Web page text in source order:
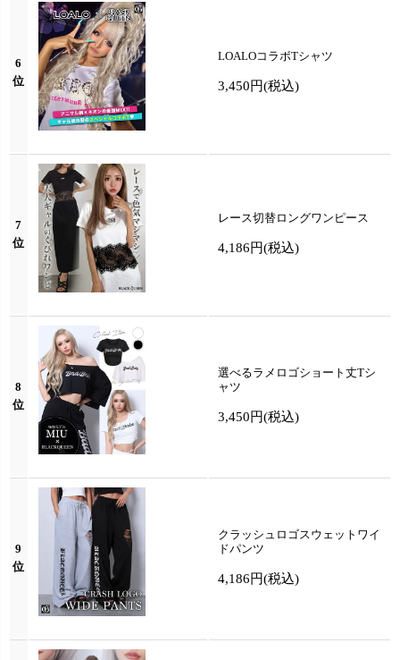
6
位
LOALOコラボTシャツ
3,450円(税込)
7
位
レース切替ロングワンピース
4,186円(税込)
8
位
選べるラメロゴショート丈Tシ
ャツ
3,450円(税込)
9
位
クラッシュロゴスウェットワイ
ドパンツ
4,186円(税込)